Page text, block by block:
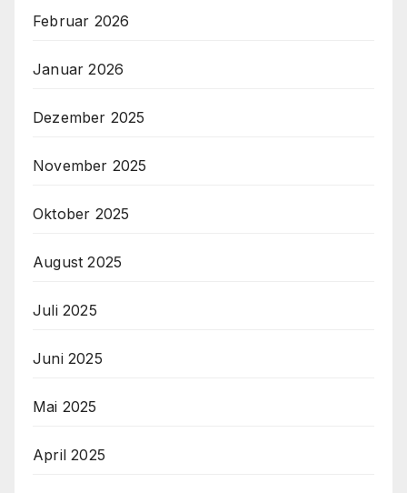
Februar 2026
Januar 2026
Dezember 2025
November 2025
Oktober 2025
August 2025
Juli 2025
Juni 2025
Mai 2025
April 2025